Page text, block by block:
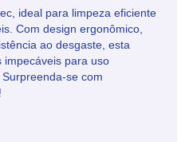
ideal para limpeza eficiente
Com design ergonômico,
ao desgaste, esta
impecáveis para uso
se com